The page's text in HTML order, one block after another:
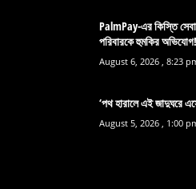
PalmPay-এর কিস্তি
পরিবারকে হুমকির অভিযোগ!
August 6, 2026 , 8:23
‘পথ হারালে এই জাদুঘরে
August 5, 2026 , 1:00